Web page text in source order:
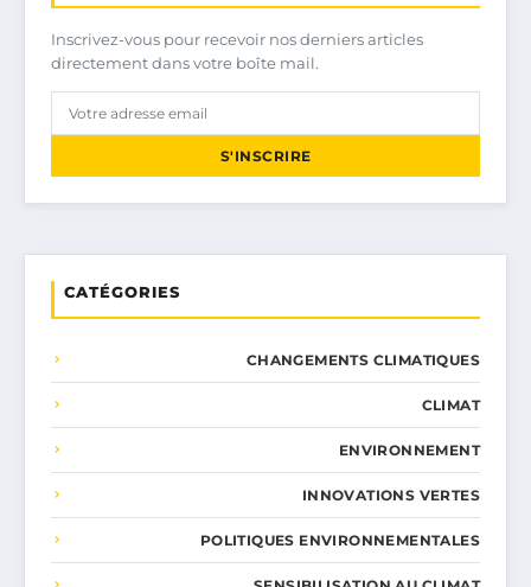
Inscrivez-vous pour recevoir nos derniers articles
directement dans votre boîte mail.
S'INSCRIRE
CATÉGORIES
CHANGEMENTS CLIMATIQUES
CLIMAT
ENVIRONNEMENT
INNOVATIONS VERTES
POLITIQUES ENVIRONNEMENTALES